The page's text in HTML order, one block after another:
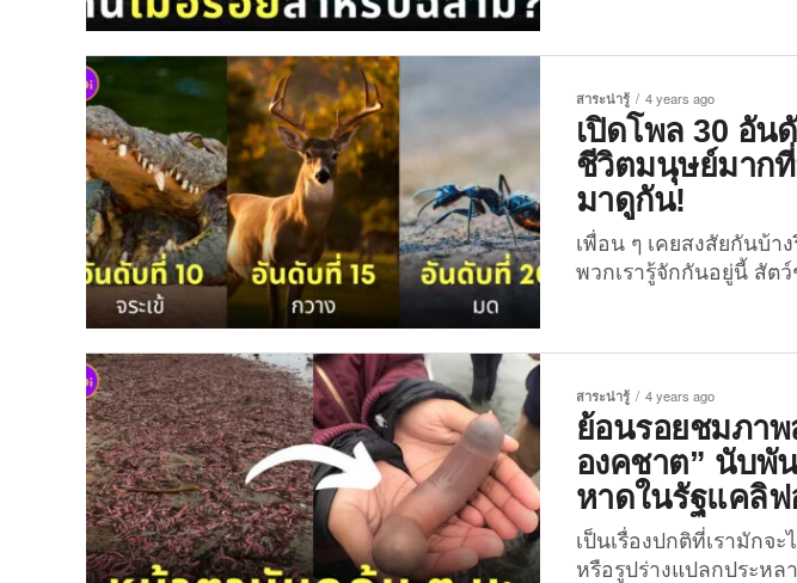
บทความหนึ่งเกี่ยวกับสั
“ฉลาม” โดยระบุข้อมูล
ทะเลว่า ความจริงแล้ว
เพราะมันไม่ชอบเนื้อมนุ
ไม่อร่อย อีกทั้งยังไม่มีส
ก็ไม่ได้อะไรเลยทั้งรส
สาเหตุสำคัญที่มนุษย์โด
จากการที่ฉลามเป็นสัตว์
มาจากใต้น้ำก็มักจะเข้า
แมวน้ำและปลา มันจึงว่
สาระน่ารู้ 4 years ago
เปิดโพล 30 อัน
ชีวิตมนุษย์มาก
มาดูกัน!
เพื่อน ๆ เคยสงสัยกันบ้า
พวกเรารู้จักกันอยู่นี้ สัต
อย่างฉลามหรือจระเข้
จากหนังสยองขวัญ แต่แ
หรือเปล่า? วันนี้ The Joi
สถิติ 30 อันดับสัตว์โลก
ถูกกันไหม? ตามมาดูกั
สาระน่ารู้ 4 years ago
ย้อนรอยชมภาพ
องคชาต” นับพั
หาดในรัฐแคลิฟ
เป็นเรื่องปกติที่เรามักจ
หรือรูปร่างแปลกประหล